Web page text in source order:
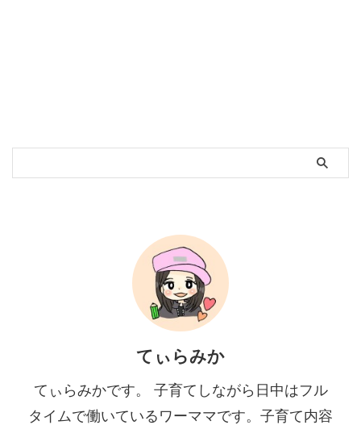
てぃらみか
てぃらみかです。 子育てしながら日中はフル
タイムで働いているワーママです。子育て内容